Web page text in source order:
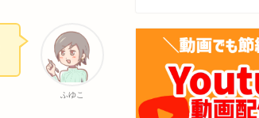
ふゆこ